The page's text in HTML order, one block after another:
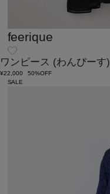
feerique
ワンピース (わんぴーす)
¥22,000
50%OFF
SALE